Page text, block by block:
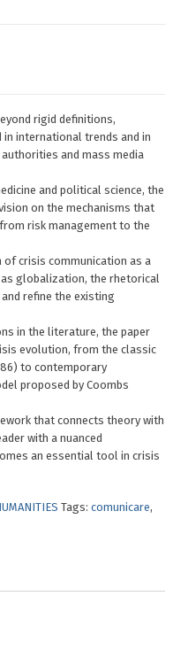
rigid definitions,
international trends and in
and mass media
and political science, the
on the mechanisms that
risk management to the
crisis communication as a
globalization, the rhetorical
refine the existing
in the literature, the paper
evolution, from the classic
to contemporary
proposed by Coombs
that connects theory with
with a nuanced
an essential tool in crisis
Tags: comunicare,